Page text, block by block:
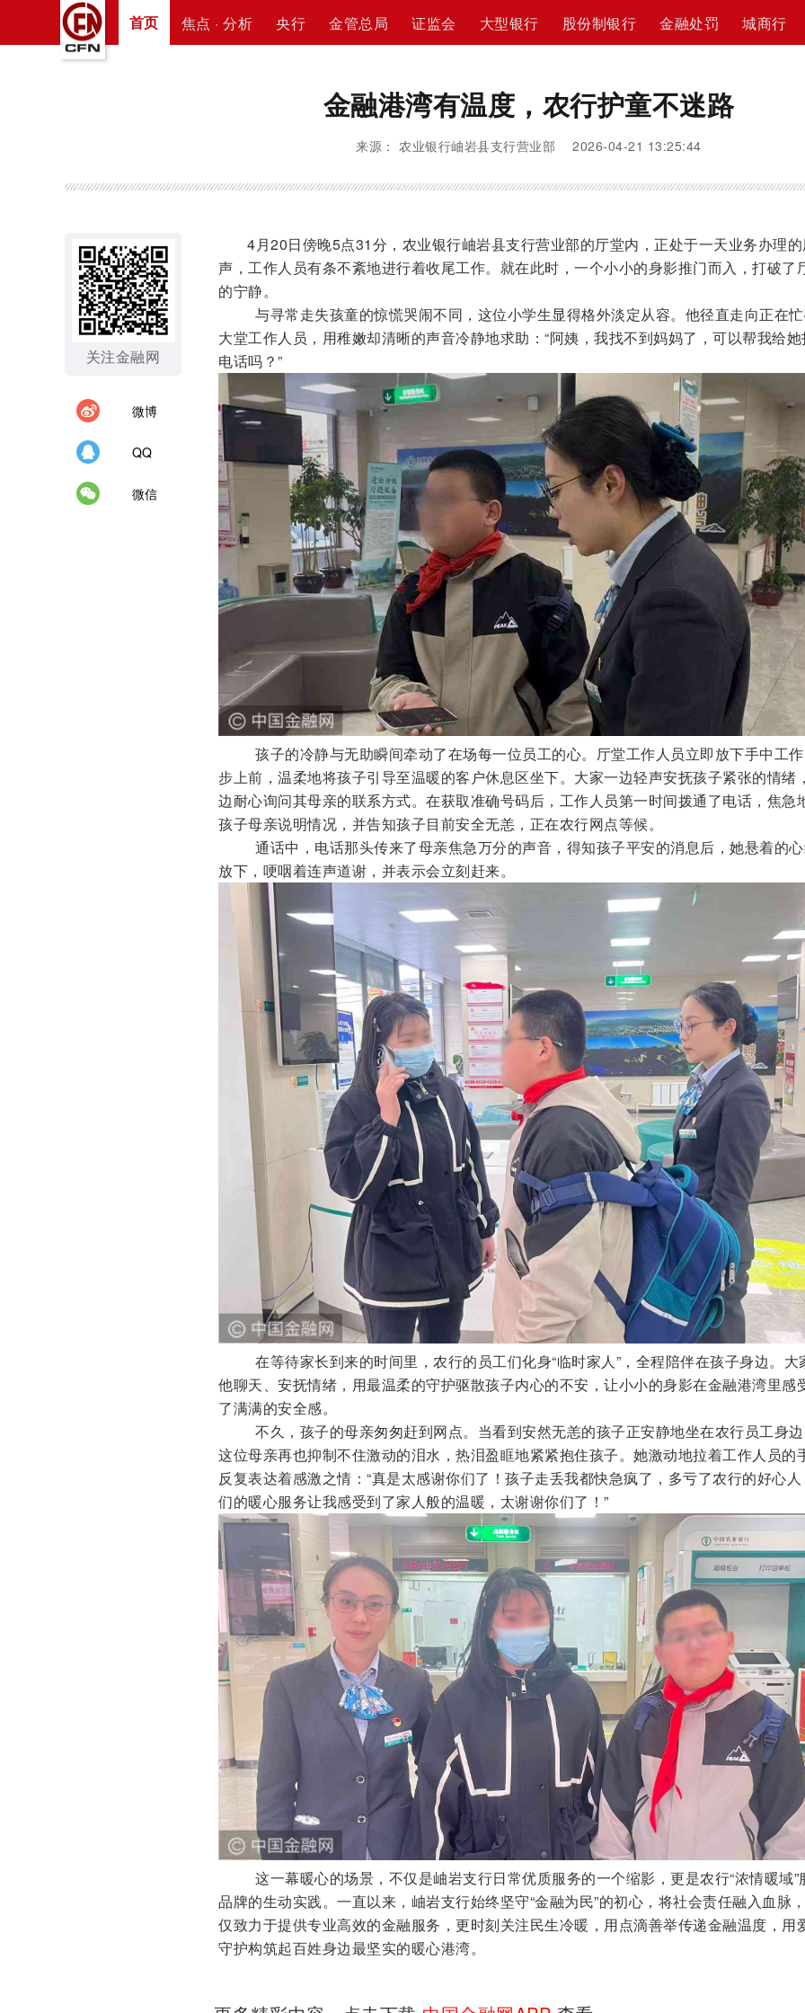
首页 焦点 · 分析 央行 金管总局 证监会 大型银行 股份制银行 金融处罚 城商行
金融港湾有温度，农行护童不迷路
来源： 农业银行岫岩县支行营业部 2026-04-21 13:25:44
关注金融网
微博
QQ
微信
4月20日傍晚5点31分，农业银行岫岩县支行营业部的厅堂内，正处于一天业务办理
声，工作人员有条不紊地进行着收尾工作。就在此时，一个小小的身影推门而入，打破了
的宁静。
与寻常走失孩童的惊慌哭闹不同，这位小学生显得格外淡定从容。他径直走向正在
大堂工作人员，用稚嫩却清晰的声音冷静地求助：“阿姨，我找不到妈妈了，可以帮我给
电话吗？”
孩子的冷静与无助瞬间牵动了在场每一位员工的心。厅堂工作人员立即放下手中工
步上前，温柔地将孩子引导至温暖的客户休息区坐下。大家一边轻声安抚孩子紧张的情绪
边耐心询问其母亲的联系方式。在获取准确号码后，工作人员第一时间拨通了电话，焦急
孩子母亲说明情况，并告知孩子目前安全无恙，正在农行网点等候。
通话中，电话那头传来了母亲焦急万分的声音，得知孩子平安的消息后，她悬着的
放下，哽咽着连声道谢，并表示会立刻赶来。
在等待家长到来的时间里，农行的员工们化身“临时家人”，全程陪伴在孩子身边。大
他聊天、安抚情绪，用最温柔的守护驱散孩子内心的不安，让小小的身影在金融港湾里感
了满满的安全感。
不久，孩子的母亲匆匆赶到网点。当看到安然无恙的孩子正安静地坐在农行员工身
这位母亲再也抑制不住激动的泪水，热泪盈眶地紧紧抱住孩子。她激动地拉着工作人员的
反复表达着感激之情：“真是太感谢你们了！孩子走丢我都快急疯了，多亏了农行的好心
们的暖心服务让我感受到了家人般的温暖，太谢谢你们了！”
这一幕暖心的场景，不仅是岫岩支行日常优质服务的一个缩影，更是农行“浓情暖域”
品牌的生动实践。一直以来，岫岩支行始终坚守“金融为民”的初心，将社会责任融入血脉
仅致力于提供专业高效的金融服务，更时刻关注民生冷暖，用点滴善举传递金融温度，用
守护构筑起百姓身边最坚实的暖心港湾。